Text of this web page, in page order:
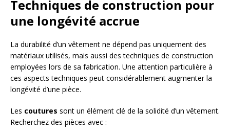
Techniques de construction pour
une longévité accrue
La durabilité d’un vêtement ne dépend pas uniquement des
matériaux utilisés, mais aussi des techniques de construction
employées lors de sa fabrication. Une attention particulière à
ces aspects techniques peut considérablement augmenter la
longévité d’une pièce.
Les coutures sont un élément clé de la solidité d’un vêtement.
Recherchez des pièces avec :